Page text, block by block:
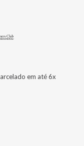
em até 6x